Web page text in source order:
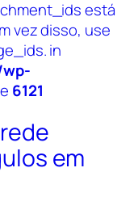
está
vez disso, use
in
6121
em